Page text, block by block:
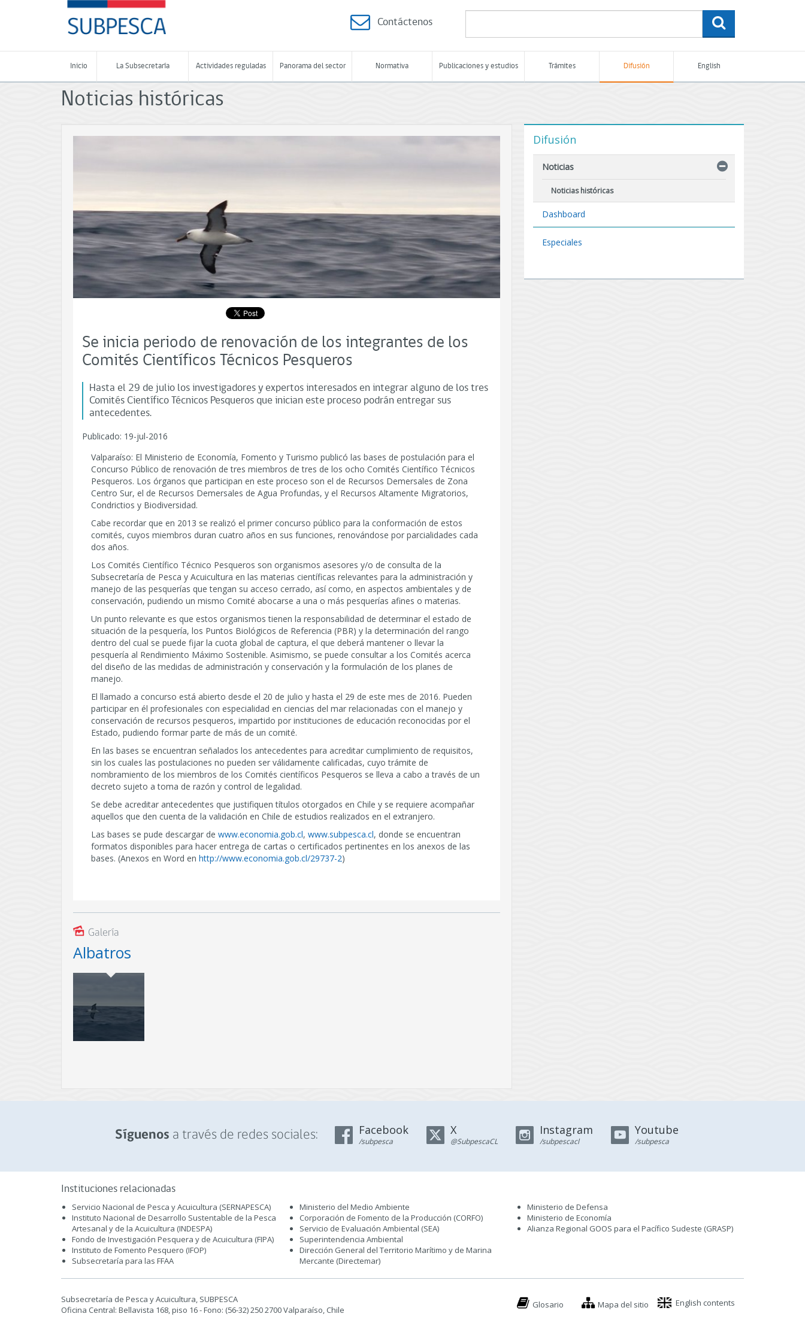
-
Subsecretaría
de
Pesca
Acuicultura
-
Chile
Contáctenos
Inicio La Subsecretaría Actividades reguladas Panorama del sector Normativa Publicaciones y estudios Trámites Difusión English
Noticias históricas
Se inicia periodo de renovación de los integrantes de los
Comités Científicos Técnicos Pesqueros
Hasta el 29 de julio los investigadores y expertos interesados en integrar alguno de los tres
Comités Científico Técnicos Pesqueros que inician este proceso podrán entregar sus
antecedentes.
Publicado: 19-jul-2016
Valparaíso: El Ministerio de Economía, Fomento y Turismo publicó las bases de postulación para el
Concurso Público de renovación de tres miembros de tres de los ocho Comités Científico Técnicos
Pesqueros. Los órganos que participan en este proceso son el de Recursos Demersales de Zona
Centro Sur, el de Recursos Demersales de Agua Profundas, y el Recursos Altamente Migratorios,
Condrictios y Biodiversidad.
Cabe recordar que en 2013 se realizó el primer concurso público para la conformación de estos
comités, cuyos miembros duran cuatro años en sus funciones, renovándose por parcialidades cada
dos años.
Los Comités Científico Técnico Pesqueros son organismos asesores y/o de consulta de la
Subsecretaría de Pesca y Acuicultura en las materias científicas relevantes para la administración y
manejo de las pesquerías que tengan su acceso cerrado, así como, en aspectos ambientales y de
conservación, pudiendo un mismo Comité abocarse a una o más pesquerías afines o materias.
Un punto relevante es que estos organismos tienen la responsabilidad de determinar el estado de
situación de la pesquería, los Puntos Biológicos de Referencia (PBR) y la determinación del rango
dentro del cual se puede fijar la cuota global de captura, el que deberá mantener o llevar la
pesquería al Rendimiento Máximo Sostenible. Asimismo, se puede consultar a los Comités acerca
del diseño de las medidas de administración y conservación y la formulación de los planes de
manejo.
El llamado a concurso está abierto desde el 20 de julio y hasta el 29 de este mes de 2016. Pueden
participar en él profesionales con especialidad en ciencias del mar relacionadas con el manejo y
conservación de recursos pesqueros, impartido por instituciones de educación reconocidas por el
Estado, pudiendo formar parte de más de un comité.
En las bases se encuentran señalados los antecedentes para acreditar cumplimiento de requisitos,
sin los cuales las postulaciones no pueden ser válidamente calificadas, cuyo trámite de
nombramiento de los miembros de los Comités científicos Pesqueros se lleva a cabo a través de un
decreto sujeto a toma de razón y control de legalidad.
Se debe acreditar antecedentes que justifiquen títulos otorgados en Chile y se requiere acompañar
aquellos que den cuenta de la validación en Chile de estudios realizados en el extranjero.
Las bases se pude descargar de www.economia.gob.cl, www.subpesca.cl, donde se encuentran
formatos disponibles para hacer entrega de cartas o certificados pertinentes en los anexos de las
bases. (Anexos en Word en http://www.economia.gob.cl/29737-2)
Galería
Albatros
El Comité Científico Técnico Pesqueros de recursos altamente
migratorios, condictrios y bodiversidad es el encargado del
seguimiento del Plan de Acción Nacional para reducir las capturas
Difusión
Noticias
Noticias históricas
Dashboard
Especiales
Síguenos a través de redes sociales: Facebook
/subpesca
X
@SubpescaCL
Instagram
/subpescacl
Youtube
/subpesca
Instituciones relacionadas
Servicio Nacional de Pesca y Acuicultura (SERNAPESCA)
Instituto Nacional de Desarrollo Sustentable de la Pesca
Artesanal y de la Acuicultura (INDESPA)
Fondo de Investigación Pesquera y de Acuicultura (FIPA)
Instituto de Fomento Pesquero (IFOP)
Subsecretaría para las FFAA
Ministerio del Medio Ambiente
Corporación de Fomento de la Producción (CORFO)
Servicio de Evaluación Ambiental (SEA)
Superintendencia Ambiental
Dirección General del Territorio Marítimo y de Marina
Mercante (Directemar)
Ministerio de Defensa
Ministerio de Economía
Alianza Regional GOOS para el Pacífico Sudeste (GRASP)
Subsecretaría de Pesca y Acuicultura, SUBPESCA
Oficina Central: Bellavista 168, piso 16 - Fono: (56-32) 250 2700 Valparaíso, Chile
Glosario Mapa del sitio English contents